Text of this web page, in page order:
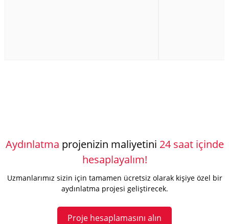
Aydınlatma projenizin maliyetini 24 saat içinde
hesaplayalım!
Uzmanlarımız sizin için tamamen ücretsiz olarak kişiye özel bir
aydınlatma projesi geliştirecek.
Proje hesaplamasını alın